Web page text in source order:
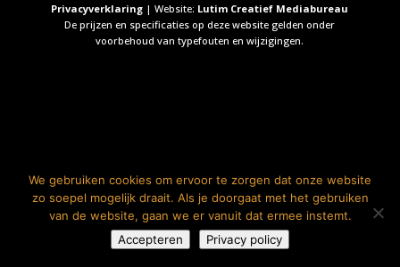
Privacyverklaring | Website: Lutim Creatief Mediabureau
De prijzen en specificaties op deze website gelden onder
voorbehoud van typefouten en wijzigingen.
We gebruiken cookies om ervoor te zorgen dat onze website
zo soepel mogelijk draait. Als je doorgaat met het gebruiken
van de website, gaan we er vanuit dat ermee instemt.
Accepteren
Privacy policy